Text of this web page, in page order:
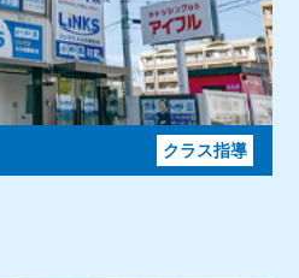
クラス指導